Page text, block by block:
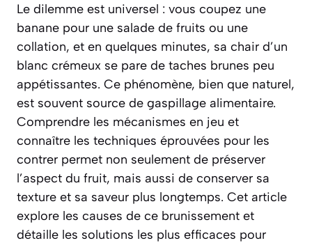
Le dilemme est universel : vous coupez une
banane pour une salade de fruits ou une
collation, et en quelques minutes, sa chair d’un
blanc crémeux se pare de taches brunes peu
appétissantes. Ce phénomène, bien que naturel,
est souvent source de gaspillage alimentaire.
Comprendre les mécanismes en jeu et
connaître les techniques éprouvées pour les
contrer permet non seulement de préserver
l’aspect du fruit, mais aussi de conserver sa
texture et sa saveur plus longtemps. Cet article
explore les causes de ce brunissement et
détaille les solutions les plus efficaces pour